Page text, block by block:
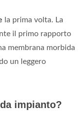
la prima volta. La
il primo rapporto
membrana morbida
un leggero
impianto?